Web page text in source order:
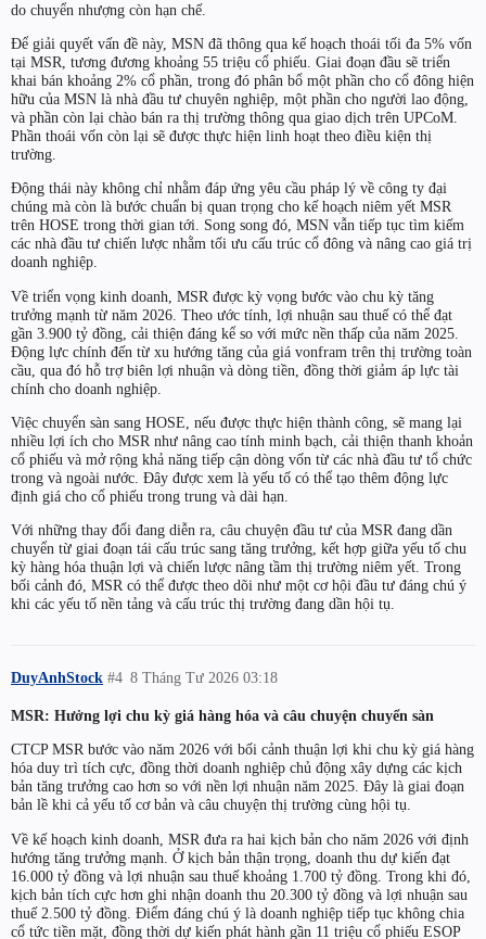
do chuyển nhượng còn hạn chế.
Để giải quyết vấn đề này, MSN đã thông qua kế hoạch thoái tối đa 5% vốn
tại MSR, tương đương khoảng 55 triệu cổ phiếu. Giai đoạn đầu sẽ triển
khai bán khoảng 2% cổ phần, trong đó phân bổ một phần cho cổ đông hiện
hữu của MSN là nhà đầu tư chuyên nghiệp, một phần cho người lao động,
và phần còn lại chào bán ra thị trường thông qua giao dịch trên UPCoM.
Phần thoái vốn còn lại sẽ được thực hiện linh hoạt theo điều kiện thị
trường.
Động thái này không chỉ nhằm đáp ứng yêu cầu pháp lý về công ty đại
chúng mà còn là bước chuẩn bị quan trọng cho kế hoạch niêm yết MSR
trên HOSE trong thời gian tới. Song song đó, MSN vẫn tiếp tục tìm kiếm
các nhà đầu tư chiến lược nhằm tối ưu cấu trúc cổ đông và nâng cao giá trị
doanh nghiệp.
Về triển vọng kinh doanh, MSR được kỳ vọng bước vào chu kỳ tăng
trưởng mạnh từ năm 2026. Theo ước tính, lợi nhuận sau thuế có thể đạt
gần 3.900 tỷ đồng, cải thiện đáng kể so với mức nền thấp của năm 2025.
Động lực chính đến từ xu hướng tăng của giá vonfram trên thị trường toàn
cầu, qua đó hỗ trợ biên lợi nhuận và dòng tiền, đồng thời giảm áp lực tài
chính cho doanh nghiệp.
Việc chuyển sàn sang HOSE, nếu được thực hiện thành công, sẽ mang lại
nhiều lợi ích cho MSR như nâng cao tính minh bạch, cải thiện thanh khoản
cổ phiếu và mở rộng khả năng tiếp cận dòng vốn từ các nhà đầu tư tổ chức
trong và ngoài nước. Đây được xem là yếu tố có thể tạo thêm động lực
định giá cho cổ phiếu trong trung và dài hạn.
Với những thay đổi đang diễn ra, câu chuyện đầu tư của MSR đang dần
chuyển từ giai đoạn tái cấu trúc sang tăng trưởng, kết hợp giữa yếu tố chu
kỳ hàng hóa thuận lợi và chiến lược nâng tầm thị trường niêm yết. Trong
bối cảnh đó, MSR có thể được theo dõi như một cơ hội đầu tư đáng chú ý
khi các yếu tố nền tảng và cấu trúc thị trường đang dần hội tụ.
DuyAnhStock 8 Tháng Tư 2026 03:18
#4
MSR: Hưởng lợi chu kỳ giá hàng hóa và câu chuyện chuyển sàn
CTCP MSR bước vào năm 2026 với bối cảnh thuận lợi khi chu kỳ giá hàng
hóa duy trì tích cực, đồng thời doanh nghiệp chủ động xây dựng các kịch
bản tăng trưởng cao hơn so với nền lợi nhuận năm 2025. Đây là giai đoạn
bản lề khi cả yếu tố cơ bản và câu chuyện thị trường cùng hội tụ.
Về kế hoạch kinh doanh, MSR đưa ra hai kịch bản cho năm 2026 với định
hướng tăng trưởng mạnh. Ở kịch bản thận trọng, doanh thu dự kiến đạt
16.000 tỷ đồng và lợi nhuận sau thuế khoảng 1.700 tỷ đồng. Trong khi đó,
kịch bản tích cực hơn ghi nhận doanh thu 20.300 tỷ đồng và lợi nhuận sau
thuế 2.500 tỷ đồng. Điểm đáng chú ý là doanh nghiệp tiếp tục không chia
cổ tức tiền mặt, đồng thời dự kiến phát hành gần 11 triệu cổ phiếu ESOP